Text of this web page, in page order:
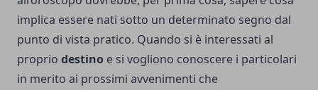
implica essere nati sotto un determinato segno dal
punto di vista pratico. Quando si è interessati al
proprio destino e si vogliono conoscere i particolari
in merito ai prossimi avvenimenti che